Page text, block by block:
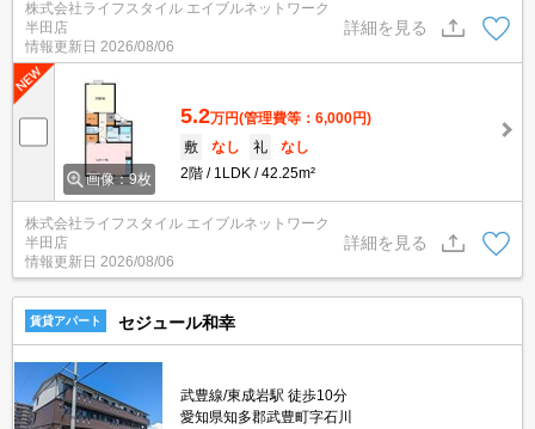
株式会社ライフスタイル エイブルネットワーク
半田店
情報更新日 2026/08/06
詳細を見る
画像：9枚
5.2万円(管理費等：6,000円)
敷
なし 礼
なし
2階
1LDK 42.25m²
株式会社ライフスタイル エイブルネットワーク
半田店
情報更新日 2026/08/06
詳細を見る
賃貸アパート セジュール和幸
武豊線/東成岩駅 徒歩10分
愛知県知多郡武豊町字石川